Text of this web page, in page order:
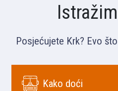
Posjećujete Krk? Evo
Kako doći